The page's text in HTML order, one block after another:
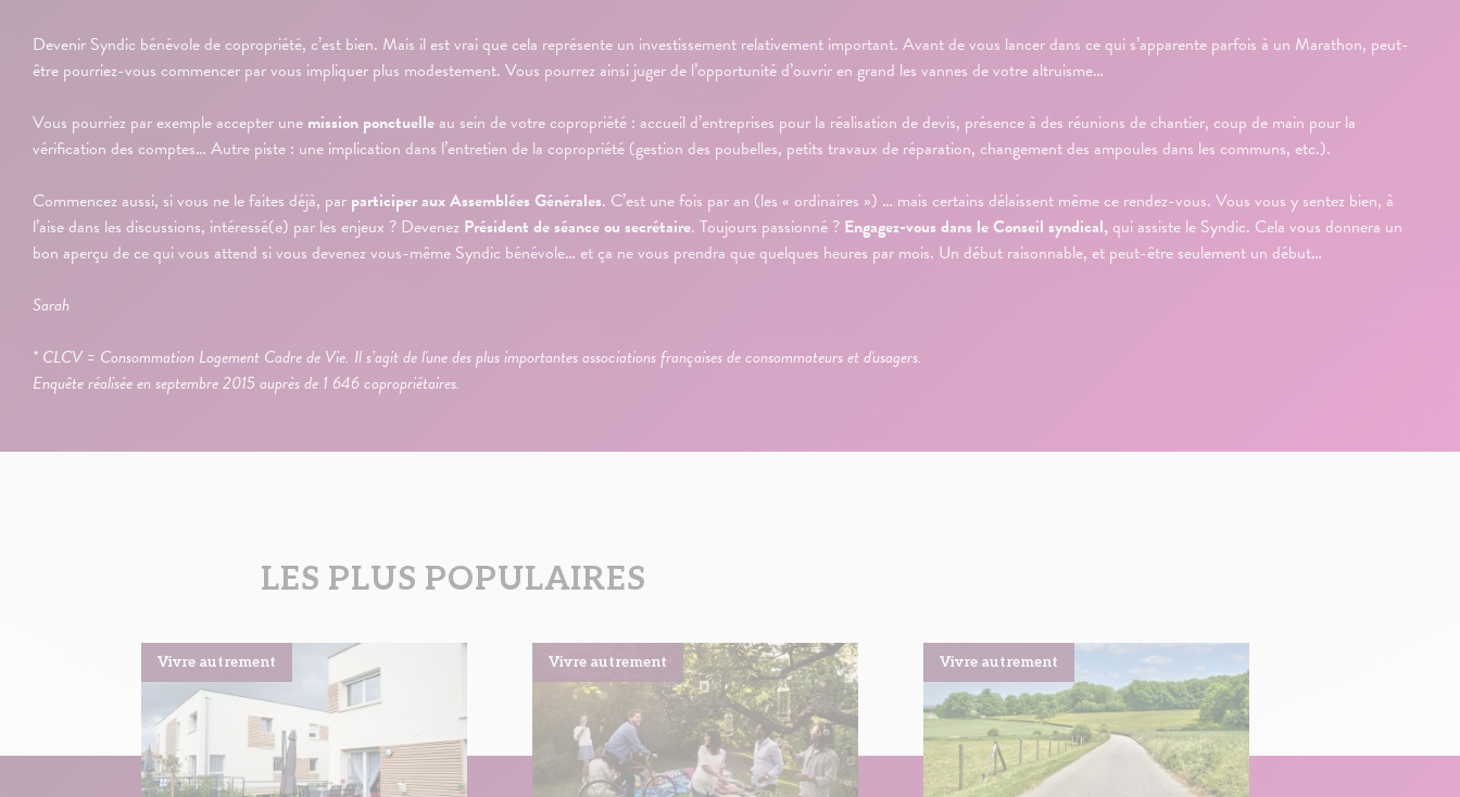
Devenir Syndic bénévole de copropriété, c’est bien. Mais il est vrai que cela représente un investissement relativement important. Avant de vous lancer dans ce qui s’apparente parfois à un Marathon, peut-
être pourriez-vous commencer par vous impliquer plus modestement. Vous pourrez ainsi juger de l’opportunité d’ouvrir en grand les vannes de votre altruisme…
Vous pourriez par exemple accepter une mission ponctuelle au sein de votre copropriété : accueil d’entreprises pour la réalisation de devis, présence à des réunions de chantier, coup de main pour la
vérification des comptes… Autre piste : une implication dans l’entretien de la copropriété (gestion des poubelles, petits travaux de réparation, changement des ampoules dans les communs, etc.).
Commencez aussi, si vous ne le faites déjà, par participer aux Assemblées Générales. C’est une fois par an (les « ordinaires ») … mais certains délaissent même ce rendez-vous. Vous vous y sentez bien, à
l’aise dans les discussions, intéressé(e) par les enjeux ? Devenez Président de séance ou secrétaire. Toujours passionné ? Engagez-vous dans le Conseil syndical, qui assiste le Syndic. Cela vous donnera un
bon aperçu de ce qui vous attend si vous devenez vous-même Syndic bénévole… et ça ne vous prendra que quelques heures par mois. Un début raisonnable, et peut-être seulement un début…
Sarah
* CLCV = Consommation Logement Cadre de Vie. Il s’agit de l'une des plus importantes associations françaises de consommateurs et d'usagers.
Enquête réalisée en septembre 2015 auprès de 1 646 copropriétaires.
LES PLUS POPULAIRES
Vivre autrement Vivre autrement Vivre autrement